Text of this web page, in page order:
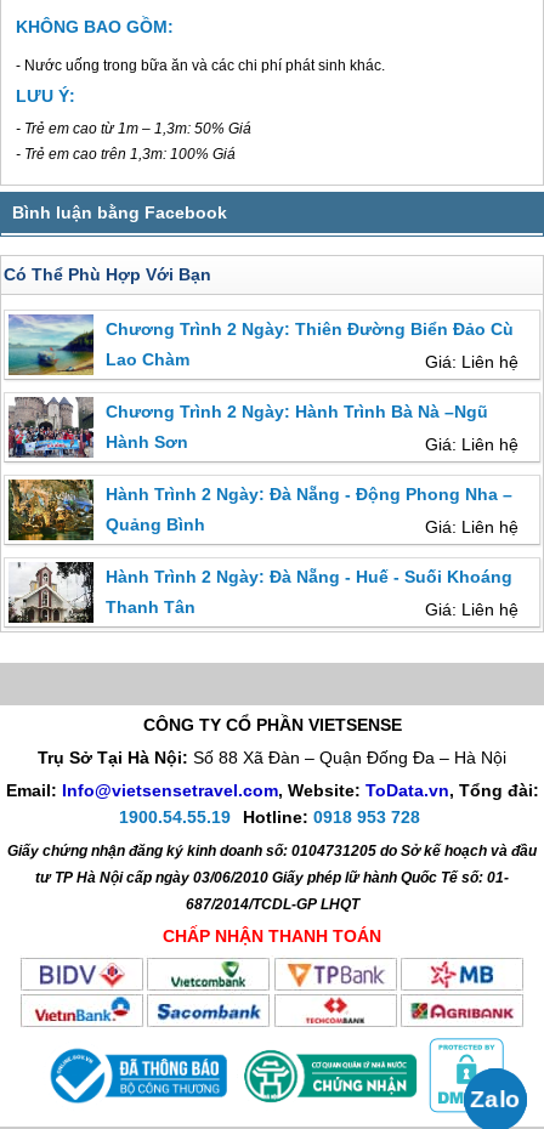
KHÔNG BAO GỒM:
- Nước uống trong bữa ăn và các chi phí phát sinh khác.
LƯU Ý:
- Trẻ em cao từ 1m – 1,3m: 50% Giá
- Trẻ em cao trên 1,3m: 100% Giá
Có Thể Phù Hợp Với Bạn
Chương Trình 2 Ngày: Thiên Đường Biển Đảo Cù
Lao Chàm
Giá: Liên hệ
Chương Trình 2 Ngày: Hành Trình Bà Nà –Ngũ
Hành Sơn
Giá: Liên hệ
Hành Trình 2 Ngày: Đà Nẵng - Động Phong Nha –
Quảng Bình
Giá: Liên hệ
Hành Trình 2 Ngày: Đà Nẵng - Huế - Suối Khoáng
Thanh Tân
Giá: Liên hệ
CÔNG TY CỔ PHẦN VIETSENSE
Trụ Sở Tại Hà Nội: Số 88 Xã Đàn – Quận Đống Đa – Hà Nội
Email: Info@vietsensetravel.com, Website: ToData.vn, Tổng đài:
1900.54.55.19
Hotline: 0918 953 728
Giấy chứng nhận đăng ký kinh doanh số: 0104731205 do Sở kế hoạch và đầu
tư TP Hà Nội cấp ngày 03/06/2010 Giấy phép lữ hành Quốc Tế số: 01-
687/2014/TCDL-GP LHQT
CHẤP NHẬN THANH TOÁN